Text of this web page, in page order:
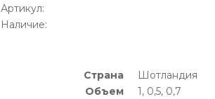
Артикул:
Наличие:
Страна
Шотландия
Объем
1, 0,5, 0,7